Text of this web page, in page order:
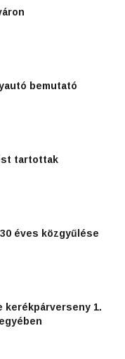
bemutató
tartottak
éves közgyűlése
kerékpárverseny 1.